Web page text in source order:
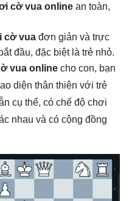
cờ vua online an toàn,
cờ vua đơn giản và trực
đầu, đặc biệt là trẻ nhỏ.
vua online cho con, bạn
diện thân thiện với trẻ
cụ thể, có chế độ chơi
nhau và có cộng đồng